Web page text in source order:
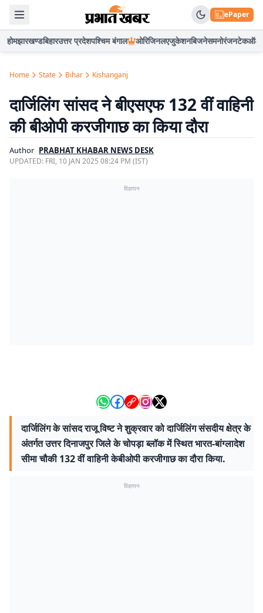
ePaper
होमझारखण्डबिहारउत्तर प्रदेशपश्चिम बंगाल ओरिजिनलएजुकेशनबिजनेसमनोरंजनटेकऑटो
Home State Bihar Kishanganj
दार्जिलिंग सांसद ने बीएसएफ 132 वीं वाहिनी
की बीओपी करजीगाछ का किया दौरा
Author PRABHAT KHABAR NEWS DESK
UPDATED: FRI, 10 JAN 2025 08:24 PM (IST)
विज्ञापन
दार्जिलिंग के सांसद राजू विष्ट ने शुक्रवार को दार्जिलिंग संसदीय क्षेत्र के
अंतर्गत उत्तर दिनाजपुर जिले के चोपड़ा ब्लॉक में स्थित भारत-बांग्लादेश
सीमा चौकी 132 वीं वाहिनी केबीओपी करजीगाछ का दौरा किया.
विज्ञापन